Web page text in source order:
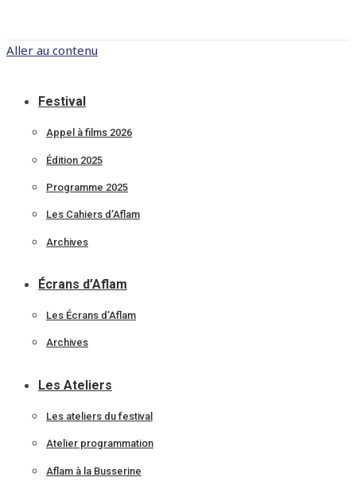
Aller au contenu
Festival
Appel à films 2026
Édition 2025
Programme 2025
Les Cahiers d’Aflam
Archives
Écrans d’Aflam
Les Écrans d’Aflam
Archives
Les Ateliers
Les ateliers du festival
Atelier programmation
Aflam à la Busserine